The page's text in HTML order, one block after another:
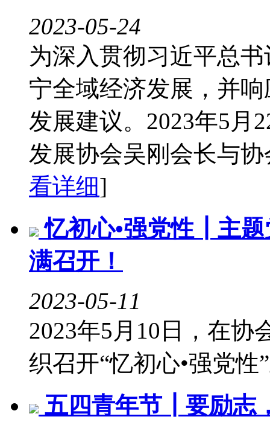
2023-05-24
为深入贯彻习近平总
宁全域经济发展，并
发展建议。2023年5月
发展协会吴刚会长与
看详细]
忆初心•强党性┃主
满召开！
2023-05-11
2023年5月10日，在协
织召开“忆初心•强党
五四青年节┃要励志